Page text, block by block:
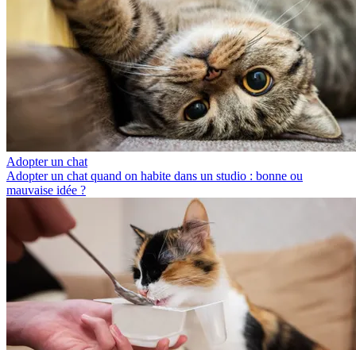
Adopter un chat
Adopter un chat quand on habite dans un studio : bonne ou
mauvaise idée ?